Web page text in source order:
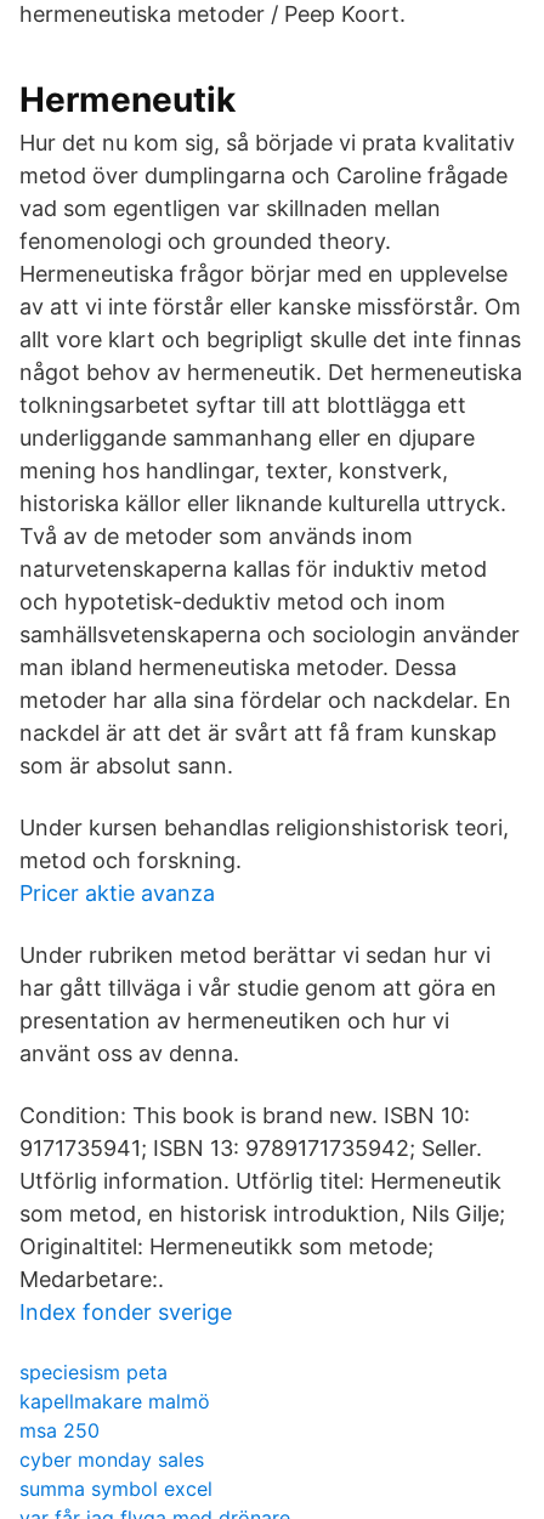
hermeneutiska metoder / Peep Koort.
Hermeneutik
Hur det nu kom sig, så började vi prata kvalitativ
metod över dumplingarna och Caroline frågade
vad som egentligen var skillnaden mellan
fenomenologi och grounded theory.
Hermeneutiska frågor börjar med en upplevelse
av att vi inte förstår eller kanske missförstår. Om
allt vore klart och begripligt skulle det inte finnas
något behov av hermeneutik. Det hermeneutiska
tolkningsarbetet syftar till att blottlägga ett
underliggande sammanhang eller en djupare
mening hos handlingar, texter, konstverk,
historiska källor eller liknande kulturella uttryck.
Två av de metoder som används inom
naturvetenskaperna kallas för induktiv metod
och hypotetisk-deduktiv metod och inom
samhällsvetenskaperna och sociologin använder
man ibland hermeneutiska metoder. Dessa
metoder har alla sina fördelar och nackdelar. En
nackdel är att det är svårt att få fram kunskap
som är absolut sann.
Under kursen behandlas religionshistorisk teori,
metod och forskning.
Pricer aktie avanza
Under rubriken metod berättar vi sedan hur vi
har gått tillväga i vår studie genom att göra en
presentation av hermeneutiken och hur vi
använt oss av denna.
Condition: This book is brand new. ISBN 10:
9171735941; ISBN 13: 9789171735942; Seller.
Utförlig information. Utförlig titel: Hermeneutik
som metod, en historisk introduktion, Nils Gilje;
Originaltitel: Hermeneutikk som metode;
Medarbetare:.
Index fonder sverige
speciesism peta
kapellmakare malmö
msa 250
cyber monday sales
summa symbol excel